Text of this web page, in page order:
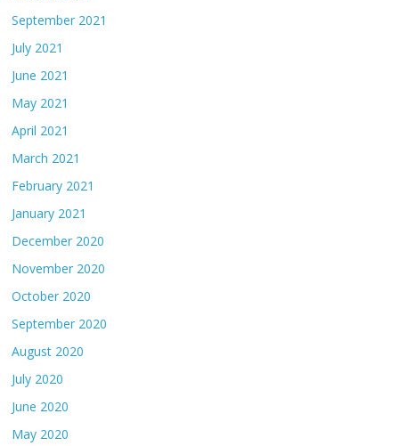
September 2021
July 2021
June 2021
May 2021
April 2021
March 2021
February 2021
January 2021
December 2020
November 2020
October 2020
September 2020
August 2020
July 2020
June 2020
May 2020